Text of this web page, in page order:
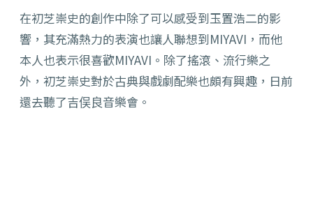
在初芝崇史的創作中除了可以感受到玉置浩二的影
響， 其充滿熱力的表演也讓人聯想到MIYAVI， 而他
本人也表示很喜歡MIYAVI。除了搖滾、流行樂之
外， 初芝崇史對於古典與戲劇配樂也頗有興趣， 日前
還去聽了吉俣良音樂會。